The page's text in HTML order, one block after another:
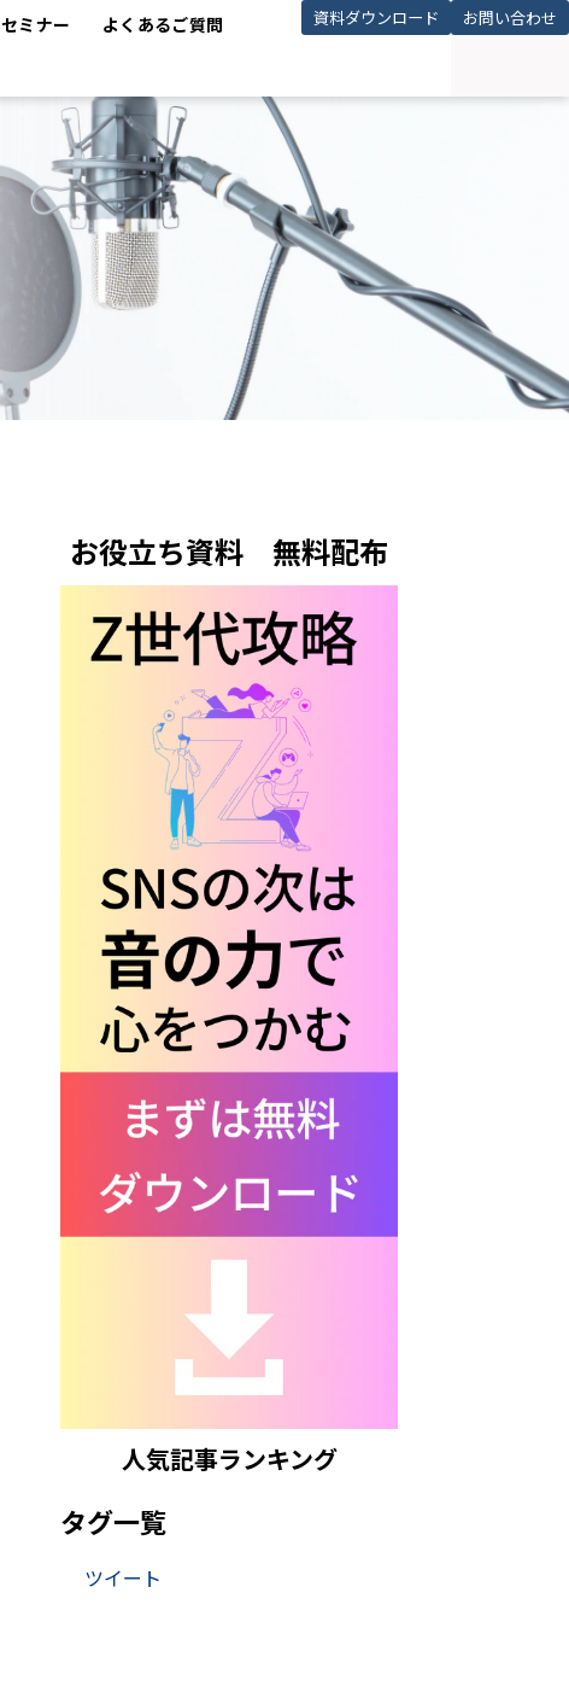
セミナー
よくあるご質問
資料ダウンロード お問い合わせ
お役立ち資料　無料配布
人気記事ランキング
タグ一覧
ツイート